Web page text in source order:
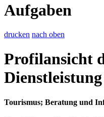
Aufgaben
drucken nach oben
Profilansicht
Dienstleistung
Tourismus; Beratung und